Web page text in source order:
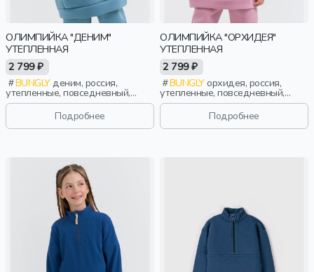
ОЛИМПИЙКА "ДЕНИМ"
УТЕПЛЕННАЯ
2 799 ₽
BUNGLYденим, россия,
утепленные, повседневный,
мальчики, малыши, дошкольники,
Подробнее
ОЛИМПИЙКА "ОРХИДЕЯ"
УТЕПЛЕННАЯ
2 799 ₽
BUNGLYорхидея, россия,
утепленные, повседневный,
девочки, малыши, дошкольники,
Подробнее